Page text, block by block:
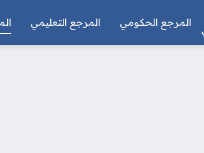
المرجع الحكومي المرجع التعليمي